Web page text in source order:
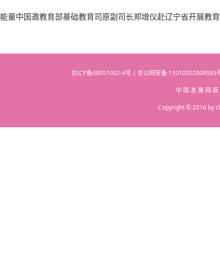
能量中国邀教育部基础教育司原副司长郑增仪赴辽宁省开展教
京ICP备09051002-4号 | 京公网安备
中 国 发 展 网
Copyright © 2016 by